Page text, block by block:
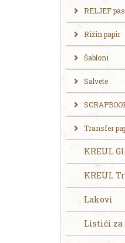
RELJEF
Rižin papir
Šabloni
Salvete
Transfer
KREUL
KREUL
Lakovi
Listići za